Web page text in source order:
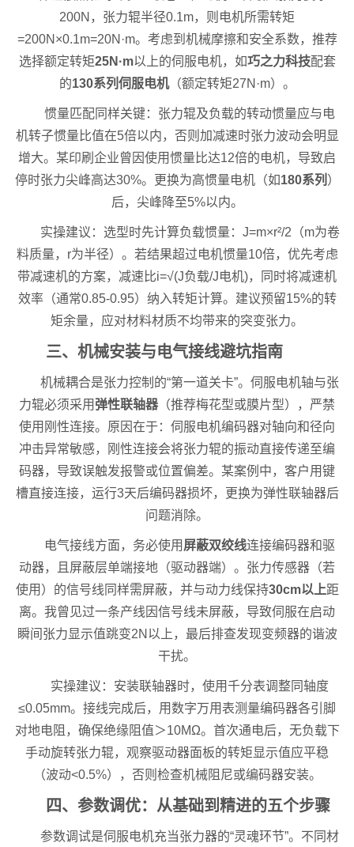
200N，张力辊半径0.1m，则电机所需转矩
=200N×0.1m=20N·m。考虑到机械摩擦和安全系数，推荐
选择额定转矩25N·m以上的伺服电机，如巧之力科技配套
的130系列伺服电机（额定转矩27N·m）。
惯量匹配同样关键：张力辊及负载的转动惯量应与电
机转子惯量比值在5倍以内，否则加减速时张力波动会明显
增大。某印刷企业曾因使用惯量比达12倍的电机，导致启
停时张力尖峰高达30%。更换为高惯量电机（如180系列 ）
后，尖峰降至5%以内。
实操建议：选型时先计算负载惯量：J=m×r²/2（m为卷
料质量，r为半径）。若结果超过电机惯量10倍，优先考虑
带减速机的方案，减速比i=√(J负载/J电机)，同时将减速机
效率（通常0.85-0.95）纳入转矩计算。建议预留15%的转
矩余量，应对材料材质不均带来的突变张力。
三、机械安装与电气接线避坑指南
机械耦合是张力控制的“第一道关卡”。伺服电机轴与张
力辊必须采用 弹性联轴器（推荐梅花型或膜片型），严禁
使用刚性连接。原因在于：伺服电机编码器对轴向和径向
冲击异常敏感，刚性连接会将张力辊的振动直接传递至编
码器，导致误触发报警或位置偏差。某案例中，客户用键
槽直接连接，运行3天后编码器损坏，更换为弹性联轴器后
问题消除。
电气接线方面，务必使用 屏蔽双绞线连接编码器和驱
动器，且屏蔽层单端接地（驱动器端）。张力传感器（若
使用）的信号线同样需屏蔽，并与动力线保持30cm以上距
离。我曾见过一条产线因信号线未屏蔽，导致伺服在启动
瞬间张力显示值跳变2N以上，最后排查发现变频器的谐波
干扰。
实操建议：安装联轴器时，使用千分表调整同轴度
≤0.05mm。接线完成后，用数字万用表测量编码器各引脚
对地电阻，确保绝缘阻值＞10MΩ。首次通电后，无负载下
手动旋转张力辊，观察驱动器面板的转矩显示值应平稳
（波动<0.5%），否则检查机械阻尼或编码器安装。
四、参数调优：从基础到精进的五个步骤
参数调试是伺服电机充当张力器的“灵魂环节”。不同材